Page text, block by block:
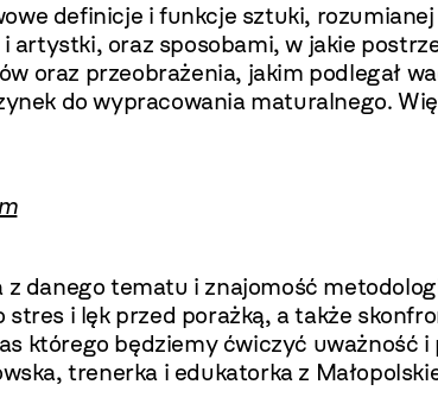
definicje i funkcje sztuki, rozumianej
oraz sposobami, w jakie
oraz przeobrażenia, jakim podlegał
do wypracowania maturalnego.
danego tematu i znajomość
i lęk przed porażką, a także
którego będziemy ćwiczyć uważność
trenerka i edukatorka z